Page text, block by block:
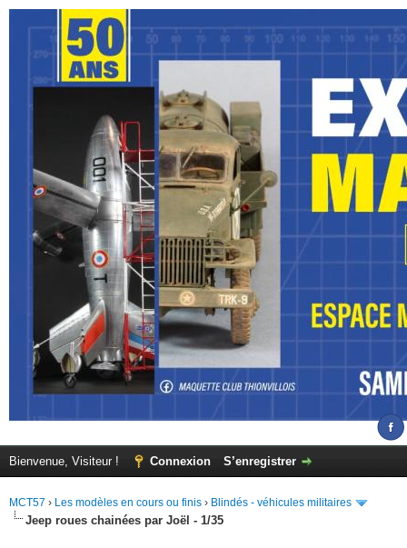
Bienvenue, Visiteur ! Connexion S’enregistrer
MCT57 › Les modèles en cours ou finis › Blindés - véhicules militaires
Jeep roues chainées par Joël - 1/35